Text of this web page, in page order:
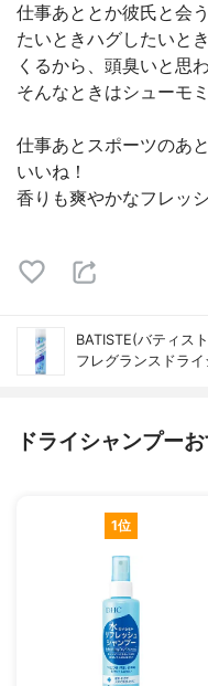
仕事あととか彼氏と会
たいときハグしたいと
くるから、頭臭いと思
そんなときはシューモ
仕事あとスポーツのあ
いいね！
香りも爽やかなフレッ
BATISTE(バティス
フレグランスドラ
ドライシャンプー
1位